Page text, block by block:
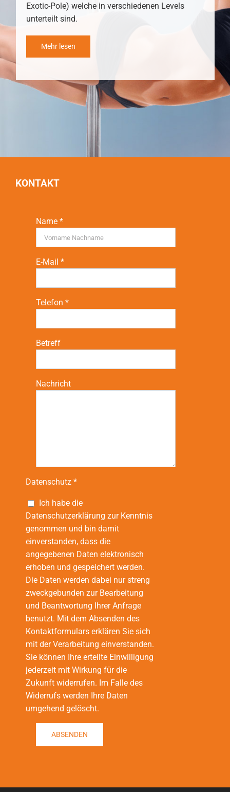
Exotic-Pole) welche in verschiedenen Levels
unterteilt sind.
Mehr lesen
KONTAKT
Name *
E-Mail *
Telefon *
Betreff
Nachricht
Datenschutz *
Ich habe die
Datenschutzerklärung zur Kenntnis
genommen und bin damit
einverstanden, dass die
angegebenen Daten elektronisch
erhoben und gespeichert werden.
Die Daten werden dabei nur streng
zweckgebunden zur Bearbeitung
und Beantwortung Ihrer Anfrage
benutzt. Mit dem Absenden des
Kontaktformulars erklären Sie sich
mit der Verarbeitung einverstanden.
Sie können Ihre erteilte Einwilligung
jederzeit mit Wirkung für die
Zukunft widerrufen. Im Falle des
Widerrufs werden Ihre Daten
umgehend gelöscht.